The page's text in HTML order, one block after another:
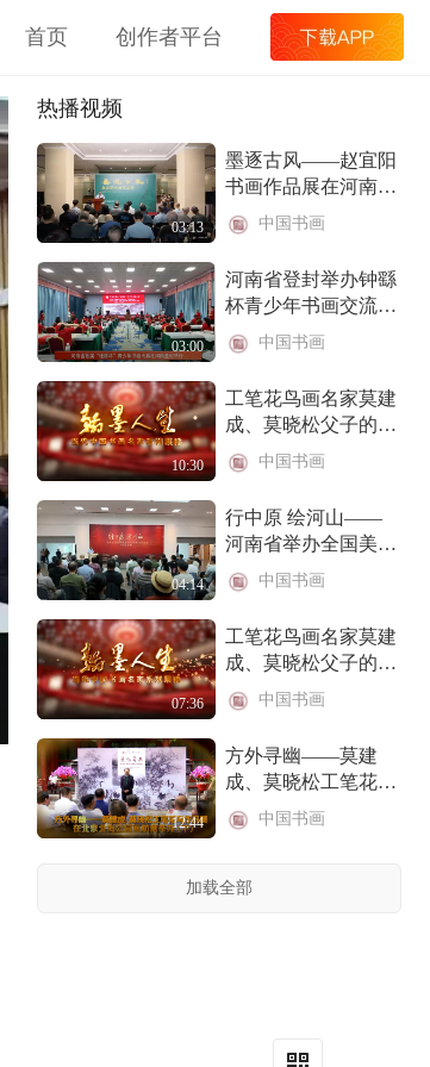
首页 创作者平台
热播视频
03:13
墨逐古风——赵宜阳
书画作品展在河南省
文联美术馆举办
中国书画
03:00
河南省登封举办钟繇
杯青少年书画交流活
动
中国书画
10:30
工笔花鸟画名家莫建
成、莫晓松父子的艺
术人生（下）
中国书画
04:14
行中原 绘河山——
河南省举办全国美术
名家信阳采风作品展
中国书画
07:36
工笔花鸟画名家莫建
成、莫晓松父子的艺
术人生（上）
中国书画
12:44
方外寻幽——莫建
成、莫晓松工笔花鸟
画作品展在北京市北
海公园画舫斋举办
中国书画
方外寻幽——莫建
成、莫晓松工笔花鸟
中国书画
加载全部